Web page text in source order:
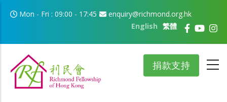
移至主內容
Mon - Fri : 09:00 - 17:45
enquiry@richmond.org.hk
繁體
English
捐款支持